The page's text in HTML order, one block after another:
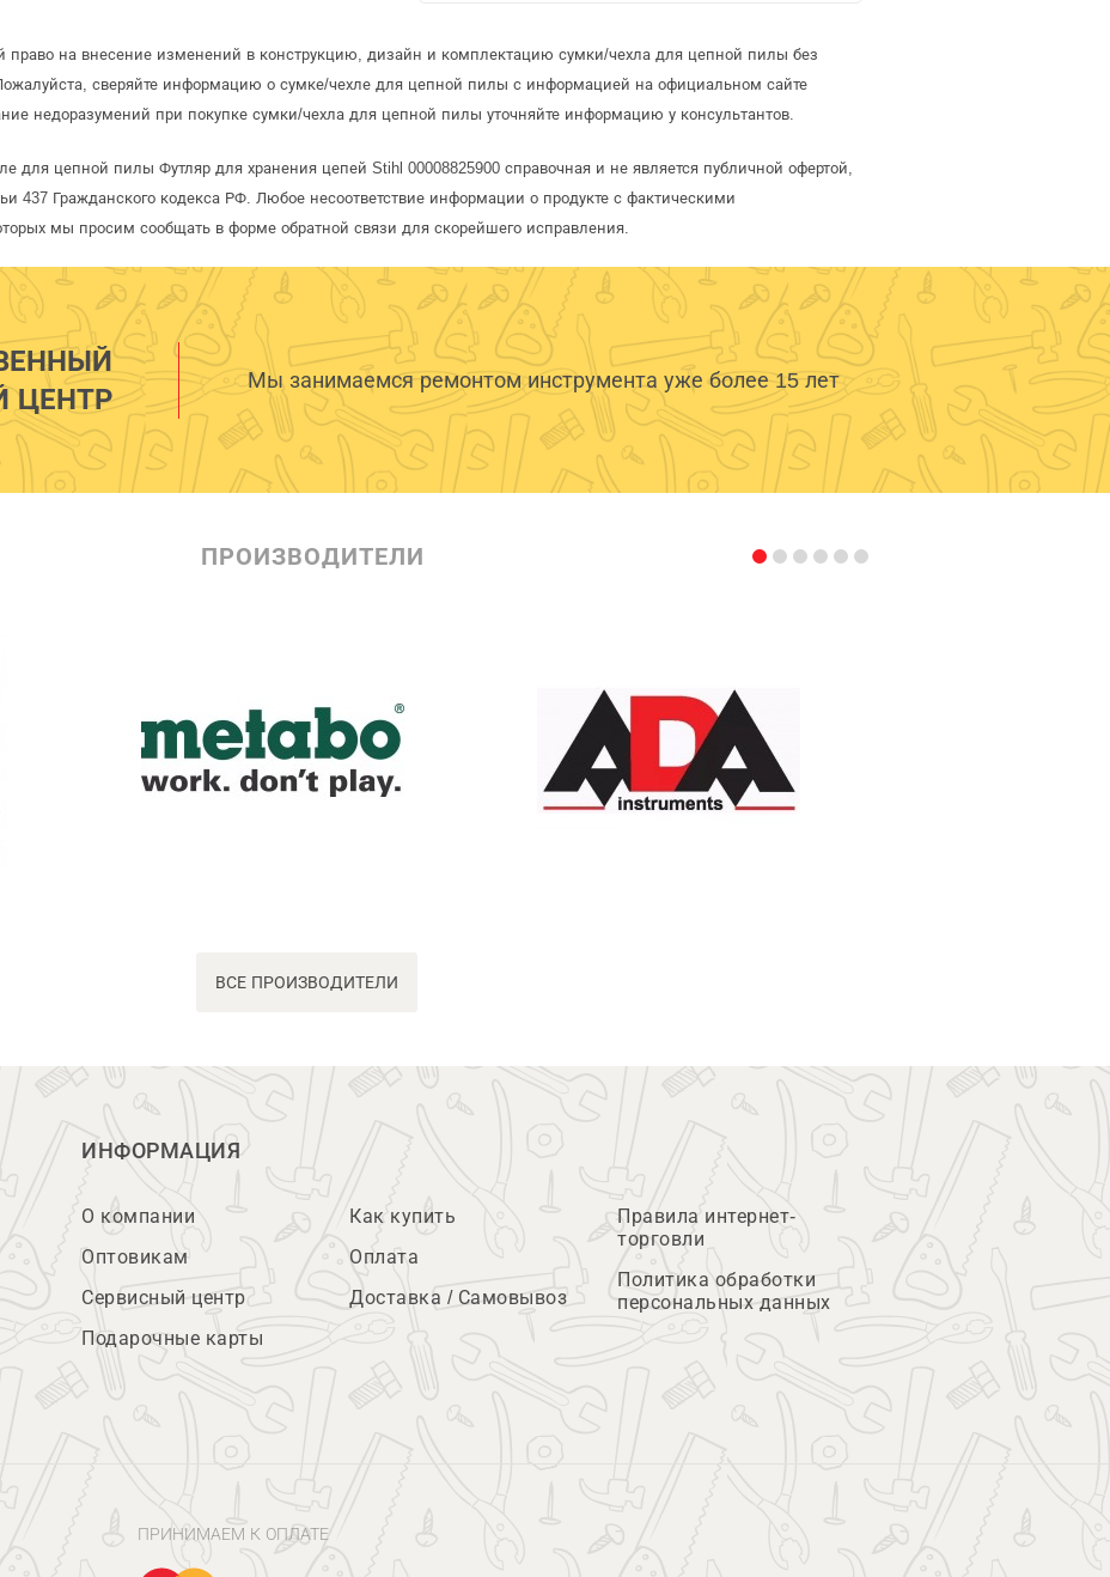
право на внесение изменений в конструкцию, дизайн и комплектацию сумки/чехла для цепной пилы без
сверяйте информацию о сумке/чехле для цепной пилы с информацией на официальном сайте
недоразумений при покупке сумки/чехла для цепной пилы уточняйте информацию у консультантов.
для цепной пилы Футляр для хранения цепей Stihl 00008825900 справочная и не является публичной офертой,
437 Гражданского кодекса РФ. Любое несоответствие информации о продукте с фактическими
мы просим сообщать в форме обратной связи для скорейшего исправления.
ЦЕНТР
Мы занимаемся ремонтом инструмента уже более 15 лет
ПРОИЗВОДИТЕЛИ
ВСЕ ПРОИЗВОДИТЕЛИ
ИНФОРМАЦИЯ
О компании
Оптовикам
Сервисный центр
Подарочные карты
Как купить
Оплата
Доставка / Самовывоз
Правила интернет-
торговли
Политика обработки
персональных данных
ПРИНИМАЕМ К ОПЛАТЕ